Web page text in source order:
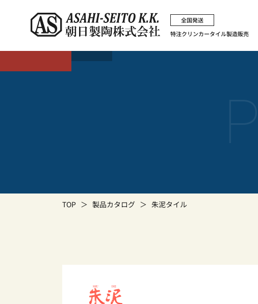
全国発送
特注クリンカータイル製造販売
TOP 製品カタログ 朱泥タイル